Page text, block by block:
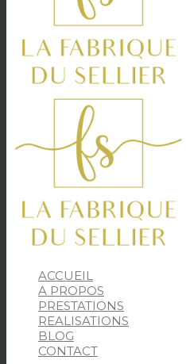
ACCUEIL
A PROPOS
PRESTATIONS
REALISATIONS
BLOG
CONTACT